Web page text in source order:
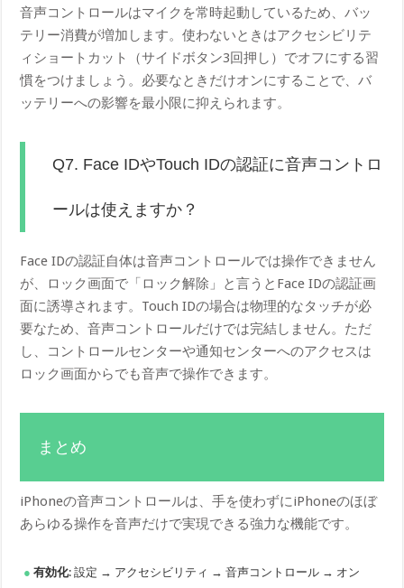
音声コントロールはマイクを常時起動しているため、バッ
テリー消費が増加します。使わないときはアクセシビリテ
ィショートカット（サイドボタン3回押し）でオフにする習
慣をつけましょう。必要なときだけオンにすることで、バ
ッテリーへの影響を最小限に抑えられます。
Q7. Face IDやTouch IDの認証に音声コントロ
ールは使えますか？
Face IDの認証自体は音声コントロールでは操作できません
が、ロック画面で「ロック解除」と言うとFace IDの認証画
面に誘導されます。Touch IDの場合は物理的なタッチが必
要なため、音声コントロールだけでは完結しません。ただ
し、コントロールセンターや通知センターへのアクセスは
ロック画面からでも音声で操作できます。
まとめ
iPhoneの音声コントロールは、手を使わずにiPhoneのほぼ
あらゆる操作を音声だけで実現できる強力な機能です。
有効化: 設定 → アクセシビリティ → 音声コントロール → オン